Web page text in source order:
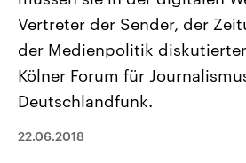
Landtagswahl Sachsen-Anhalt
2026
Alle Informationen
Sachsen-Anhalt wählt am 6.
September 2026 einen neuen
Bundesland von einer Koalition aus
Umfragen, Prognosen,
Wahlprogramme, aktuelle Berichte
Vertreter der Sender, der
der Medienpolitik
Kölner Forum für
Deutschlandfunk.
22.06.2018